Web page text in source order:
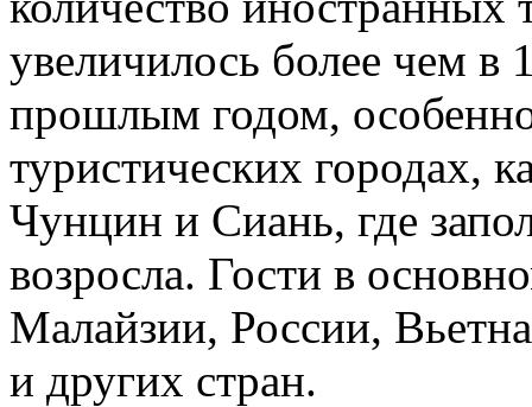
увеличилось более чем в
прошлым годом,
туристических
Чунцин и Сиань, где
возросла. Гости в
Малайзии, России,
и других стран.